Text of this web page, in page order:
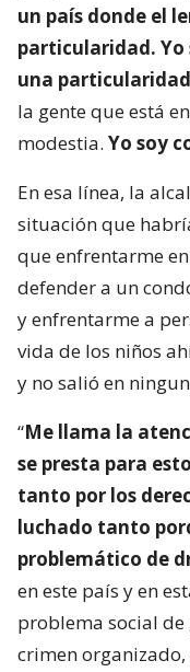
un país donde el
particularidad.
una particularidad
la gente que está
modestia. Yo soy
En esa línea, la
situación que
que enfrentarme
defender a un
y enfrentarme a
vida de los niños
y no salió en
“Me llama la
se presta para
tanto por los
luchado tanto
problemático de
en este país y en
problema social de
crimen